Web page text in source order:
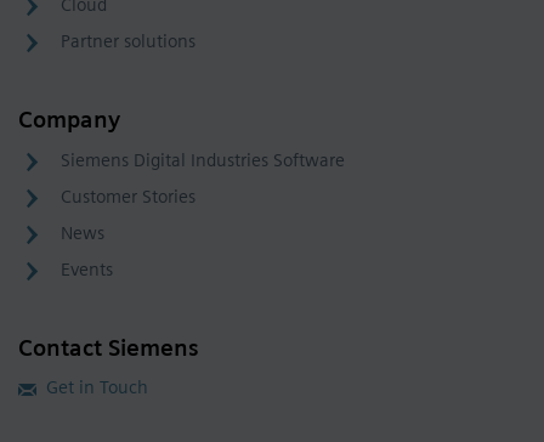
Cloud
Partner solutions
Company
Siemens Digital Industries Software
Customer Stories
News
Events
Contact Siemens
Get in Touch